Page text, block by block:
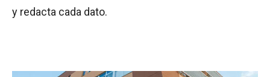
y redacta cada dato.